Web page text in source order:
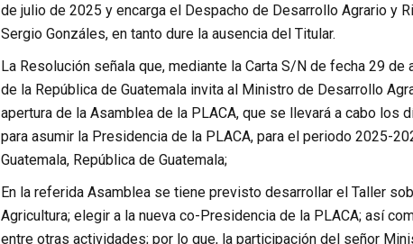
de julio de 2025 y encarga el Despacho de Desarrollo Agrario y
Sergio Gonzáles, en tanto dure la ausencia del Titular.
La Resolución señala que, mediante la Carta S/N de fecha 29
de la República de Guatemala invita al Ministro de Desarrollo
apertura de la Asamblea de la PLACA, que se llevará a cabo los
para asumir la Presidencia de la PLACA, para el periodo 2025-
Guatemala, República de Guatemala;
En la referida Asamblea se tiene previsto desarrollar el Taller
Agricultura; elegir a la nueva co-Presidencia de la PLACA; así
entre otras actividades; por lo que, la participación del señor